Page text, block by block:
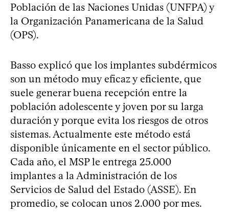
Población de las Naciones Unidas (UNFPA) y
la Organización Panamericana de la Salud
(OPS).
Basso explicó que los implantes subdérmicos
son un método muy eficaz y eficiente, que
suele generar buena recepción entre la
población adolescente y joven por su larga
duración y porque evita los riesgos de otros
sistemas. Actualmente este método está
disponible únicamente en el sector público.
Cada año, el MSP le entrega 25.000
implantes a la Administración de los
Servicios de Salud del Estado (ASSE). En
promedio, se colocan unos 2.000 por mes.